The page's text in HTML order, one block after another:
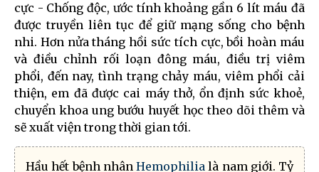
cực - Chống độc, ước tính khoảng gần 6 lít máu đã
được truyền liên tục để giữ mạng sống cho bệnh
nhi. Hơn nửa tháng hồi sức tích cực, bồi hoàn máu
và điều chỉnh rối loạn đông máu, điều trị viêm
phổi, đến nay, tình trạng chảy máu, viêm phổi cải
thiện, em đã được cai máy thở, ổn định sức khoẻ,
chuyển khoa ung bướu huyết học theo dõi thêm và
sẽ xuất viện trong thời gian tới.
Hầu hết bệnh nhân Hemophilia là nam giới. Tỷ